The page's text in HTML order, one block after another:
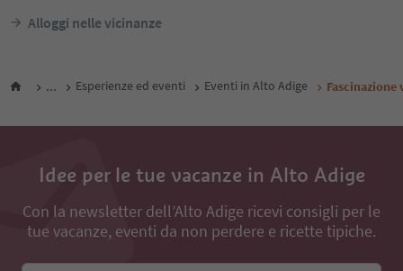
Alloggi nelle vicinanze
... Esperienze ed eventi Eventi in Alto Adige
Idee per le tue vacanze in Alto Adige
Con la newsletter dell’Alto Adige ricevi consigli per le
tue vacanze, eventi da non perdere e ricette tipiche.